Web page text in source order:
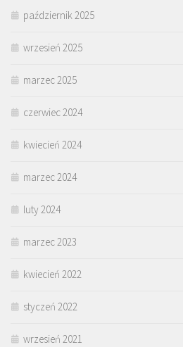
październik 2025
wrzesień 2025
marzec 2025
czerwiec 2024
kwiecień 2024
marzec 2024
luty 2024
marzec 2023
kwiecień 2022
styczeń 2022
wrzesień 2021